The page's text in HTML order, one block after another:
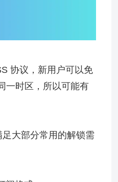
协议，新用户可以免
一时区，所以可能有
大部分常用的解锁需